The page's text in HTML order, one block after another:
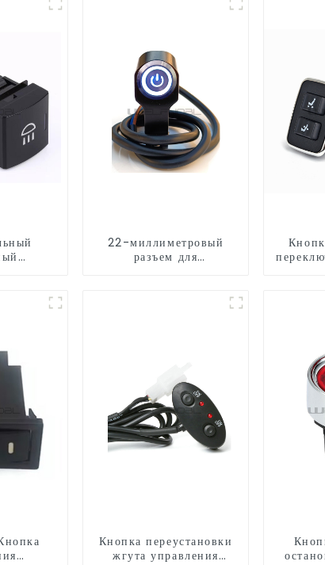
22-миллиметровый
разъем для
Кнопка переустановки
жгута управления